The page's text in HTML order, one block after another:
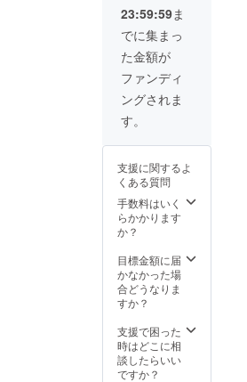
のもの
とさせ
てくだ
さい。
詳しく
はご相
談に応
23:59:59ま
でに集まっ
た金額が
ファンディ
ングされま
す。
支援に関するよ
くある質問
手数料はいく
らかかります
か？
目標金額に届
かなかった場
合どうなりま
すか？
支援で困った
時はどこに相
談したらいい
ですか？